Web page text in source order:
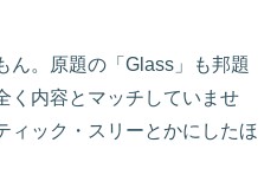
ん。原題の「Glass」も邦題
く内容とマッチしていませ
ィック・スリーとかにしたほ